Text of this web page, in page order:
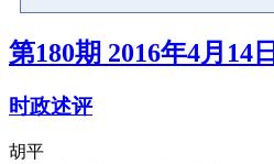
第180期 2016年4月14日
时政述评
胡平